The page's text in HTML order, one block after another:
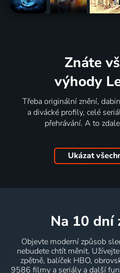
Znáte
výhody
Třeba originální znění,
a divácké profily, celé
přehrávání. A to
Ukázat
na 10 dní
Objevte moderní způsob
nebudete chtít měnit.
zpětně, balíček HBO,
9586 filmy a seriály a další